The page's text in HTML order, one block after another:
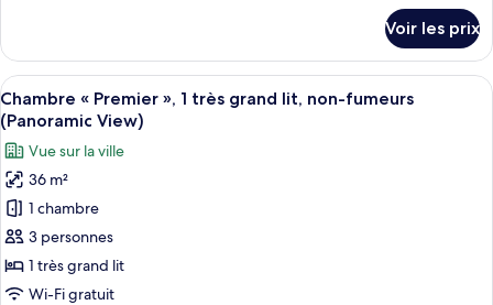
chambres
(Club
Lounge
Access)
le
type
de
chambre
Suite
Présidentielle,
2
chambres
(Club
Lounge
Voir les prix
Afficher
toutes
les
photos
pour
ce
type
de
chambre :
Une chambre d’hôtel dotée d’un
6
Chambre « Premier », 1 très grand lit, non-fumeurs
(Panoramic View)
Vue sur la ville
36 m²
1 chambre
3 personnes
1 très grand lit
Wi-Fi gratuit